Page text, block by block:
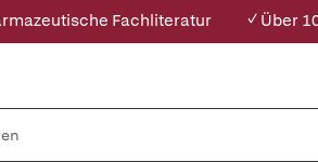
Fachliteratur ✓ Über